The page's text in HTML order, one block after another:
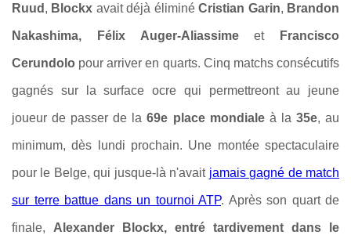
Ruud , Blockx avait déjà éliminéCristian Garin, Brandon
Nakashima, Félix Auger-Aliassimeet Francisco
Cerundolo pour arriver en quarts. Cinq matchs consécutifs
gagnés sur la surface ocre qui permettreont au jeune
joueur de passer de la69e place mondialeà la 35e, au
minimum, dès lundi prochain. Une montée spectaculaire
pour le Belge, qui jusque-là n'avait jamais gagné de match
sur terre battue dans un tournoi ATP. Après son quart de
finale, Alexander Blockx, entré tardivement dans le